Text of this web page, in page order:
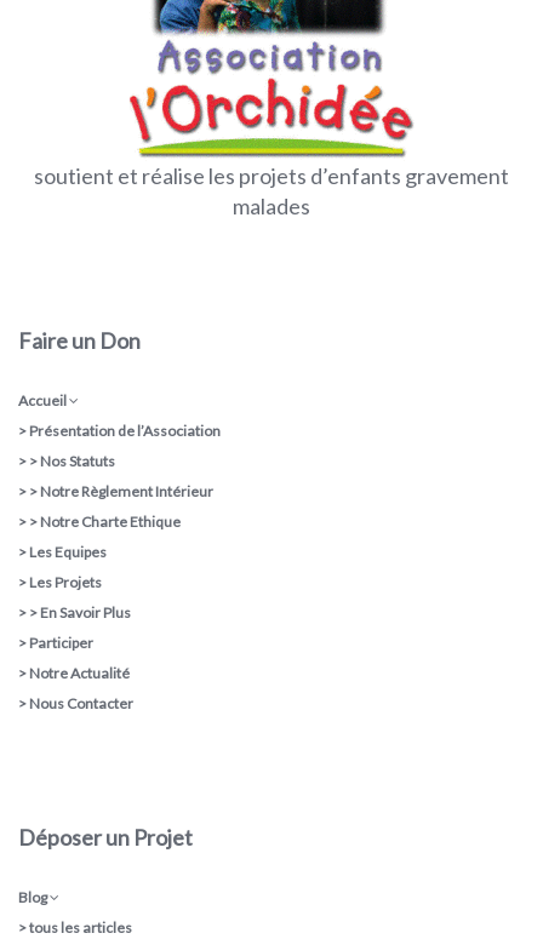
soutient et réalise les projets d’enfants gravement
malades
Faire un Don
Accueil
> Présentation de l’Association
> > Nos Statuts
> > Notre Règlement Intérieur
> > Notre Charte Ethique
> Les Equipes
> Les Projets
> > En Savoir Plus
> Participer
> Notre Actualité
> Nous Contacter
Déposer un Projet
Blog
>tous les articles